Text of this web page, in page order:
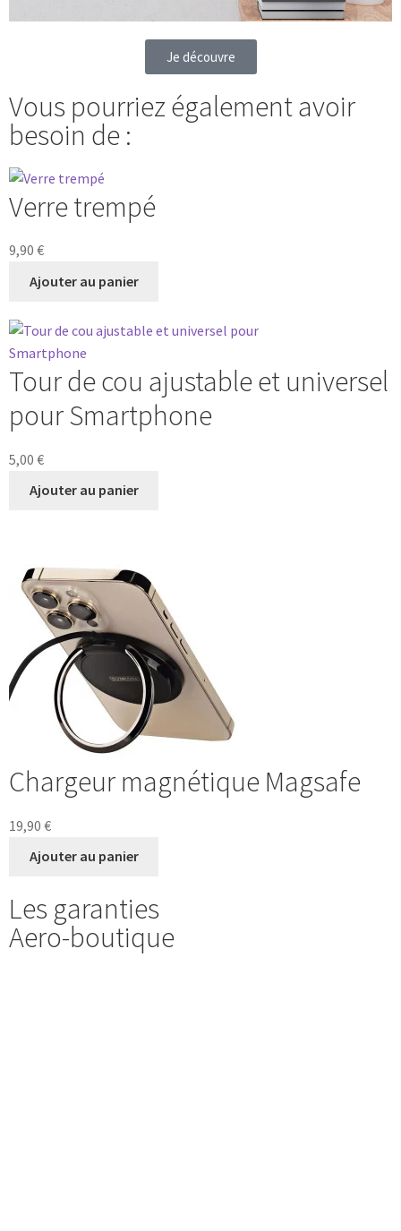
Je découvre
Vous pourriez également avoir
besoin de :
Verre trempé
9,90 €
Ajouter au panier
Tour de cou ajustable et universel
pour Smartphone
5,00 €
Ajouter au panier
Chargeur magnétique Magsafe
19,90 €
Ajouter au panier
Les garanties
Aero-boutique